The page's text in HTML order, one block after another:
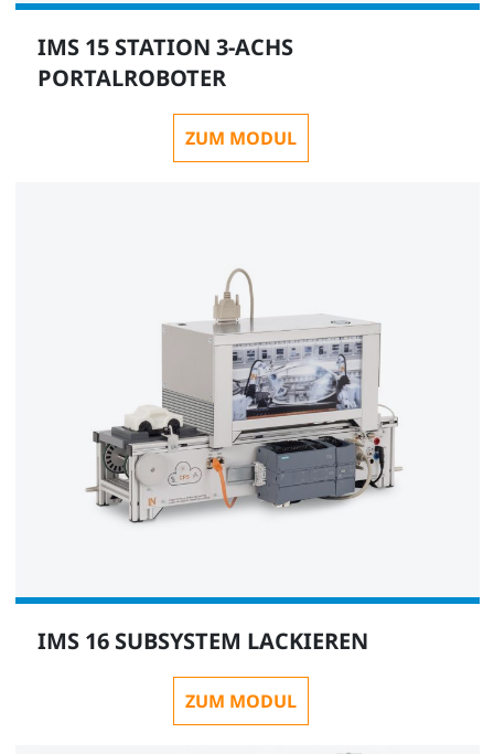
IMS 15 STATION 3-ACHS
PORTALROBOTER
ZUM MODUL
IMS 16 SUBSYSTEM LACKIEREN
ZUM MODUL